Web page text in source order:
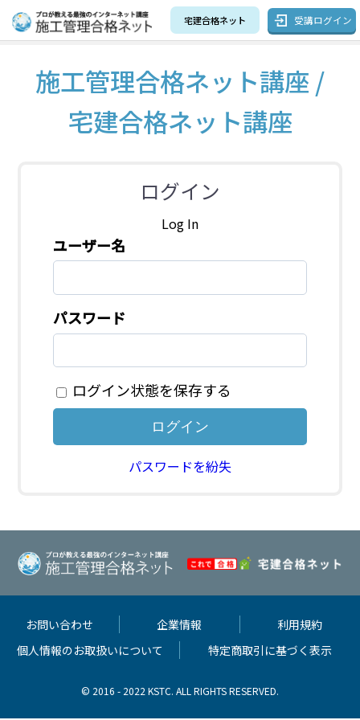
宅建合格ネット 受講ログイン
施工管理合格ネット講座 /
宅建合格ネット講座
ログイン
Log In
ユーザー名
パスワード
ログイン状態を保存する
パスワードを紛失
お問い合わせ 企業情報
利用規約
個人情報のお取扱いについて
特定商取引に基づく表示
© 2016 - 2022 KSTC. ALL RIGHTS RESERVED.